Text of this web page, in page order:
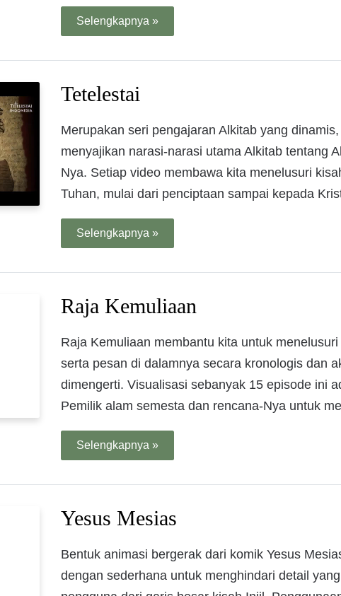
Selengkapnya »
Tetelestai
Merupakan seri pengajaran Alkitab yang
menyajikan narasi-narasi utama Alkitab tentang
Nya. Setiap video membawa kita menelusuri
Tuhan, mulai dari penciptaan sampai kepada
Selengkapnya »
Raja Kemuliaan
Raja Kemuliaan membantu kita untuk
serta pesan di dalamnya secara kronologis dan
dimengerti. Visualisasi sebanyak 15 episode ini
Pemilik alam semesta dan rencana-Nya untuk
Selengkapnya »
Yesus Mesias
Bentuk animasi bergerak dari komik Yesus
dengan sederhana untuk menghindari detail